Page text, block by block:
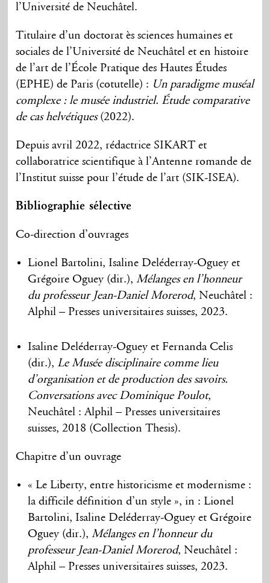
l’Université de Neuchâtel.
Titulaire d’un doctorat ès sciences humaines et
sociales de l’Université de Neuchâtel et en histoire
de l’art de l’École Pratique des Hautes Études
(EPHE) de Paris (cotutelle) : Un paradigme muséal
complexe : le musée industriel. Étude comparative
de cas helvétiques(2022).
Depuis avril 2022, rédactrice SIKART et
collaboratrice scientifique à l’Antenne romande de
l’Institut suisse pour l’étude de l’art (SIK-ISEA).
Bibliographie sélective
Co-direction d’ouvrages
Lionel Bartolini, Isaline Deléderray-Oguey et
Grégoire Oguey (dir.),Mélanges en l’honneur
du professeur Jean-Daniel Morerod, Neuchâtel :
Alphil – Presses universitaires suisses, 2023.
Isaline Deléderray-Oguey et Fernanda Celis
(dir.),Le Musée disciplinaire comme lieu
d’organisation et de production des savoirs.
Conversations avec Dominique Poulot,
Neuchâtel : Alphil – Presses universitaires
suisses, 2018 (Collection Thesis).
Chapitre d’un ouvrage
« Le Liberty, entre historicisme et modernisme :
la difficile définition d’un style », in : Lionel
Bartolini, Isaline Deléderray-Oguey et Grégoire
Oguey (dir.),Mélanges en l’honneur du
professeur Jean-Daniel Morerod, Neuchâtel :
Alphil – Presses universitaires suisses, 2023.